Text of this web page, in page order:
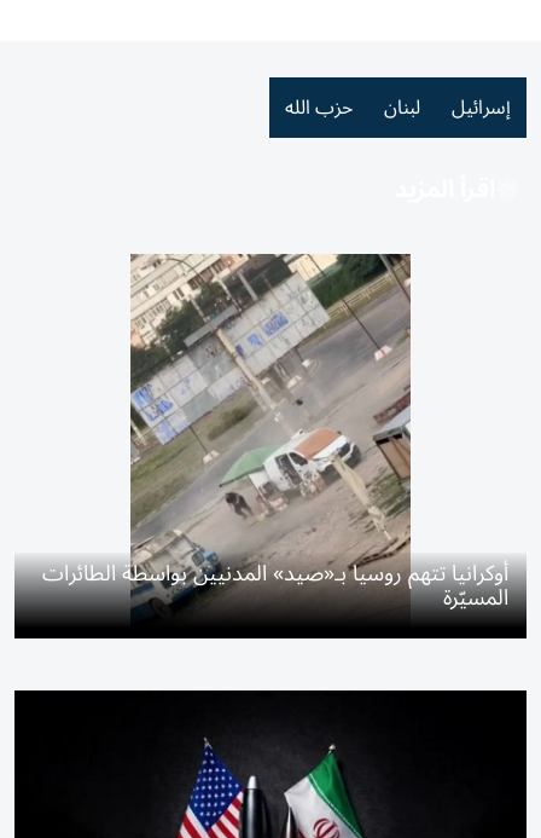
إسرائيل لبنان حزب الله
أوكرانيا تتهم روسيا بـ«صيد» المدنيين بواسطة الطائرات
المسيّرة